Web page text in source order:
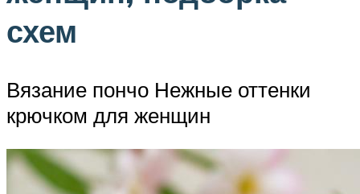
схем
Вязание пончо Нежные оттенки
крючком для женщин